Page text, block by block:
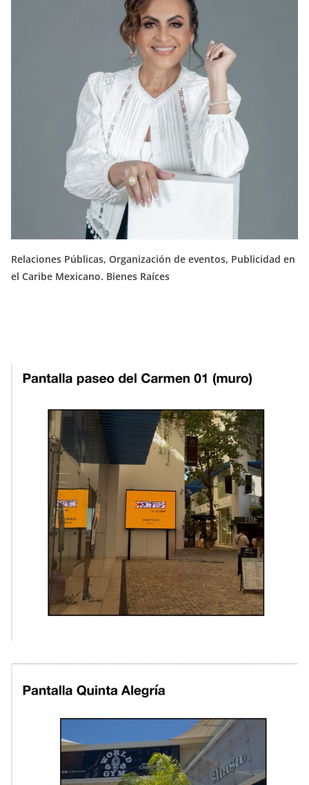
Relaciones Públicas, Organización de eventos, Publicidad en
el Caribe Mexicano. Bienes Raíces